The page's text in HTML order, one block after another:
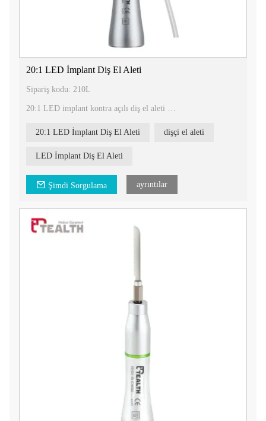
20:1 LED İmplant Diş El Aleti
Sipariş kodu: 210L
20:1 LED implant kontra açılı diş el aleti
20:1 LED İmplant Diş El Aleti, implant işlemleri için özel
olarak tasarlanmış profesyonel bir diş hekimliği aracıdır.
hekimleri için mükemmel işlevsellik ve kolaylık sunar.
Ürün Açıklaması:
- LED 20:1 İmplant Kontra Açılı El Aleti: Bu el aleti, implant
işlemleri için gerekli tork ve kontrolü sağlayan 20:1 dişli
- Düğme Tipi Mandren: El aleti, kolay ve güvenli freze ucu
- İç ve Dış Sulama Sistemi: El aleti, implantasyon işlemleri
sırasında uygun soğutma ve sulama sağlamak üzere hem iç hem
de dış sulama sistemleriyle tasarlanmıştır. Bu, hasta konforunu
- Maksimum Tork 80 Ncm: El aleti düşük hızda yeterli kuvvet
- Ergonomik Konforlu Tutma Yeri: El aleti, işlemler sırasında
rahat ve güvenli bir tutuş sağlayan ergonomik bir konforlu
tutma yeri ile tasarlanmıştır. Bu, el yorgunluğunu azaltır ve
- Uyumluluk ve Garanti: El aleti, NSK, Asetico, W&H,
20:1 LED İmplant Diş El Aleti dişçi el aleti
LED İmplant Diş El Aleti
Şimdi Sorgulama ayrıntılar